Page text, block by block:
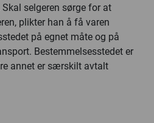
selgeren sørge for at
plikter han å få varen
på egnet måte og på
Bestemmelsesstedet er
annet er særskilt avtalt